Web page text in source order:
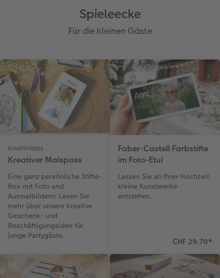
Spieleecke
Für die kleinen Gäste
Kreativtipps
Kreativer Malspass
Eine ganz persönliche Stifte-
Box mit Foto und
Ausmalbildern: Lesen Sie
mehr über unsere kreative
Geschenk- und
Beschäftigungsidee für
junge Partygäste.
Faber-Castell Farbstifte
im Foto-Etui
Lassen Sie an Ihrer Hochzeit
kleine Kunstwerke
entstehen.
CHF 29.70*